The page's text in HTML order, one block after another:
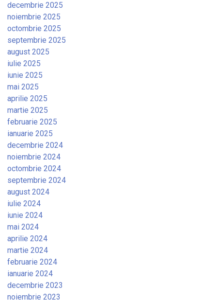
decembrie 2025
noiembrie 2025
octombrie 2025
septembrie 2025
august 2025
iulie 2025
iunie 2025
mai 2025
aprilie 2025
martie 2025
februarie 2025
ianuarie 2025
decembrie 2024
noiembrie 2024
octombrie 2024
septembrie 2024
august 2024
iulie 2024
iunie 2024
mai 2024
aprilie 2024
martie 2024
februarie 2024
ianuarie 2024
decembrie 2023
noiembrie 2023